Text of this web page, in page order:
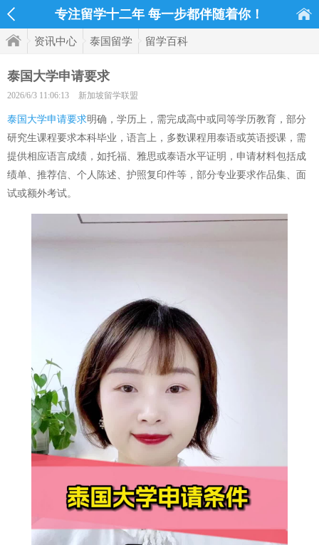
专注留学十二年 每一步都伴随着你！
资讯中心 泰国留学 留学百科
泰国大学申请要求
2026/6/3 11:06:13 新加坡留学联盟
泰国大学申请要求明确，学历上，需完成高中或同等学历教育，部分
研究生课程要求本科毕业，语言上，多数课程用泰语或英语授课，需
提供相应语言成绩，如托福、雅思或泰语水平证明，申请材料包括成
绩单、推荐信、个人陈述、护照复印件等，部分专业要求作品集、面
试或额外考试。